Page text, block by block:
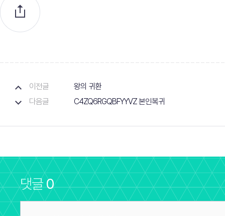
이전글
왕의 귀환
다음글
C4ZQ6RGQBFYYVZ 본인복귀
댓글0